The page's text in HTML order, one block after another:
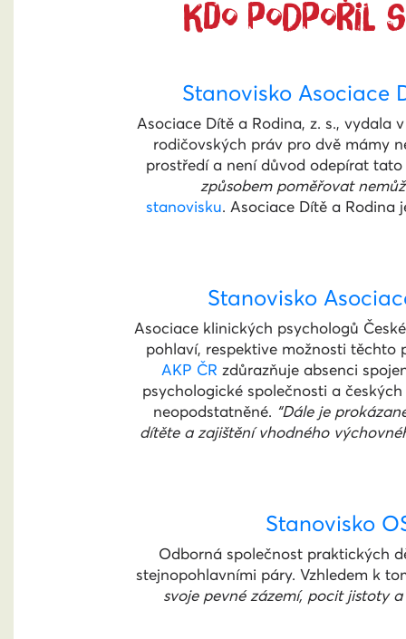
KDO PODPOŘIL
Stanovisko Asociace
Asociace Dítě a Rodina, z. s., vydala
rodičovských práv pro dvě mámy
prostředí a není důvod odepírat
způsobem poměřovat
stanovisku. Asociace Dítě a Rodina
Stanovisko
Asociace klinických psychologů
pohlaví, respektive možnosti
AKP ČR zdůrazňuje absenci
psychologické společnosti a
neopodstatněné. “Dále je
dítěte a zajištění vhodného
Stanovisko
Odborná společnost praktických
stejnopohlavními páry. Vzhledem k
svoje pevné zázemí, pocit jistoty